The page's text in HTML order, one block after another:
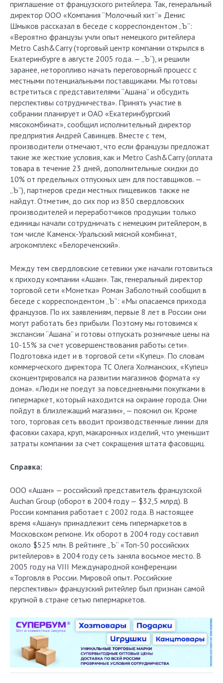
приглашение от французского ритейлера. Так, генеральный
директор ООО «Компания “Молочный кит”» Денис
Шмыков рассказал в беседе с корреспондентом „Ъ“:
«Вероятно французы учли опыт немецкого ритейлера
Metro Cash&Carry (торговый центр компании открылся в
Екатеринбурге в августе 2005 года. — „Ъ“), и решили
заранее, неторопливо начать переговорный процесс с
местными потенциальными поставщиками. Мы готовы
встретиться с представителями “Ашана” и обсудить
перспективы сотрудничества». Принять участие в
собрании планирует и ОАО «Екатеринбургский
мясокомбинат», сообщил исполнительный директор
предприятия Андрей Савинцев. Вместе с тем,
производители отмечают, что если французы предложат
такие же жесткие условия, как и Metro Cash&Carry (оплата
товара в течение 23 дней, дополнительные скидки до
10% от предельных отпускных цен для поставщиков. —
„Ъ“), партнеров среди местных пищевиков также не
найдут. Отметим, до сих пор из 850 свердловских
производителей и переработчиков продукции только
единицы начали сотрудничать с немецким ритейлером, в
том числе Каменск-Уральский мясной комбинат,
агрокомплекс «Белореченский».
Между тем свердловские сетевики уже начали готовиться
к приходу компании «Ашан». Так, генеральный директор
торговой сети «Монетка» Роман Заболотный сообщил в
беседе с корреспондентом „Ъ“: «Мы опасаемся прихода
французов. По их заявлениям, первые 8 лет в России они
могут работать без прибыли. Поэтому мы готовимся к
экспансии “Ашана” и готовы отпускать розничные цены на
10-15% за счет усовершенствования работы сети».
Подготовка идет и в торговой сети «Купец». По словам
коммерческого директора ТС Олега Холманских, «Купец»
сконцентрировался на развитии магазинов формата «у
дома». «Люди не поедут за повседневными покупками в
гипермаркет, который находится на окраине города. Они
пойдут в близлежащий магазин», — пояснил он. Кроме
того, торговая сеть вводит производственные линии для
фасовки сахара, круп, макаронных изделий, что уменьшит
затраты компании за счет сокращения штата фасовщиц.
Справка:
ООО «Ашан» — российский представитель французской
Auchan Group (оборот в 2004 году — $32,5 млрд). В
России компания работает с 2002 года. В настоящее
время «Ашану» принадлежит семь гипермаркетов в
Московском регионе. Их оборот в 2004 году составил
около $525 млн. В рейтинге „Ъ“ «Топ-50 российских
ритейлеров» в 2004 году сеть заняла восьмое место. В
2005 году на VIII Международной конференции
«Торговля в России. Мировой опыт. Российские
перспективы» французский ритейлер был признан самой
крупной в стране сетью гипермаркетов.